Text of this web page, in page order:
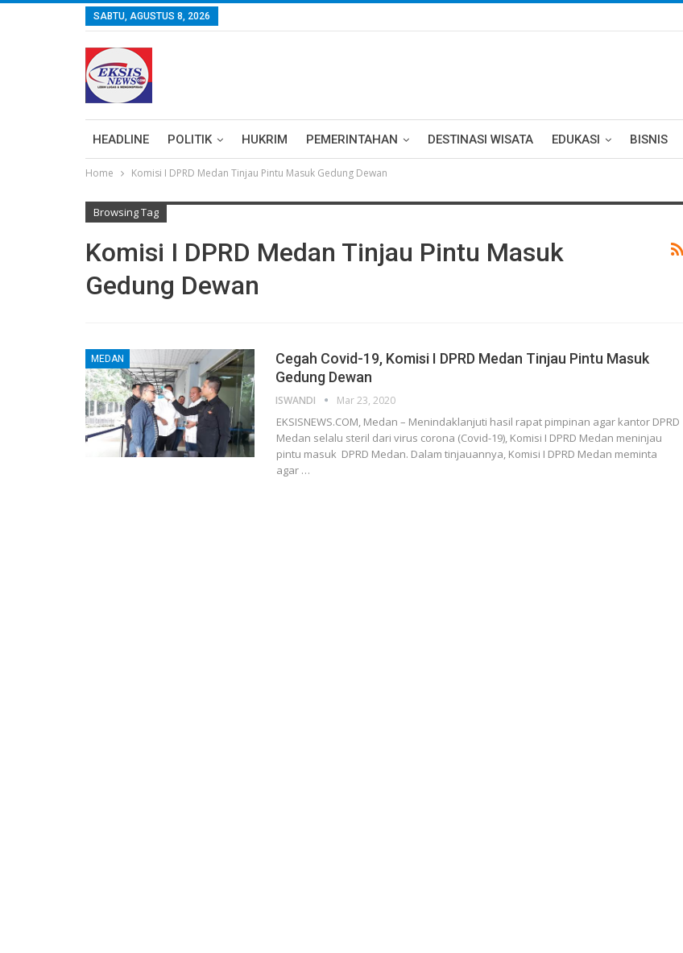
SABTU, AGUSTUS 8, 2026
HEADLINE POLITIK HUKRIM PEMERINTAHAN DESTINASI WISATA EDUKASI BISNIS
Home Komisi I DPRD Medan Tinjau Pintu Masuk Gedung Dewan
Browsing Tag
Komisi I DPRD Medan Tinjau Pintu Masuk
Gedung Dewan
MEDAN
Cegah Covid-19, Komisi I DPRD Medan Tinjau Pintu Masuk
Gedung Dewan
ISWANDI Mar 23, 2020
EKSISNEWS.COM, Medan – Menindaklanjuti hasil rapat pimpinan agar kantor DPRD
Medan selalu steril dari virus corona (Covid-19), Komisi I DPRD Medan meninjau
pintu masuk DPRD Medan. Dalam tinjauannya, Komisi I DPRD Medan meminta
agar …